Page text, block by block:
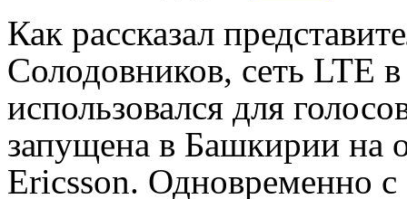
Как рассказал
Солодовников, сеть LTE
использовался для
запущена в Башкирии на
Ericsson. Одновременно